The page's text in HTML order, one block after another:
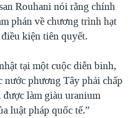
VÀ NAY
AFGHANISTAN
KIM TẠI VIỆT NAM
PHỦ VIỆT NAM
SÓNG TRỘM HẢI SÂM
Rouhani nói rằng chính
phán về chương trình hạt
kiện tiên quyết.
tại một cuộc diễn binh,
nước phương Tây phải chấp
làm giàu uranium
luật pháp quốc tế.”